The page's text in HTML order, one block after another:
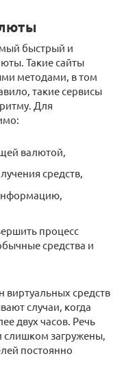
быстрый и
Такие сайты
методами, в том
такие сервисы
Для
валютой,
средств,
процесс
средства и
виртуальных средств
случаи, когда
двух часов. Речь
слишком загружены,
постоянно